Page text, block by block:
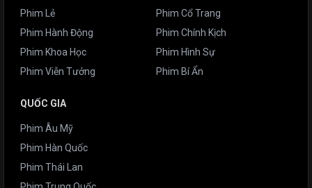
Phim Lẻ
Phim Hành Động
Phim Khoa Học
Phim Viễn Tưởng
Phim Cổ Trang
Phim Chính Kịch
Phim Hình Sự
Phim Bí Ẩn
QUỐC GIA
Phim Âu Mỹ
Phim Hàn Quốc
Phim Thái Lan